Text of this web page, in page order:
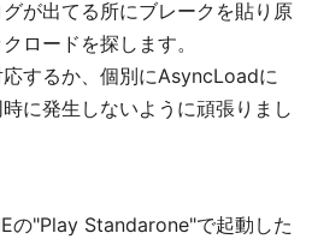
が出てる所にブレークを貼り原
ロードを探します。
するか、個別にAsyncLoadに
に発生しないように頑張りまし
の"Play Standarone"で起動した